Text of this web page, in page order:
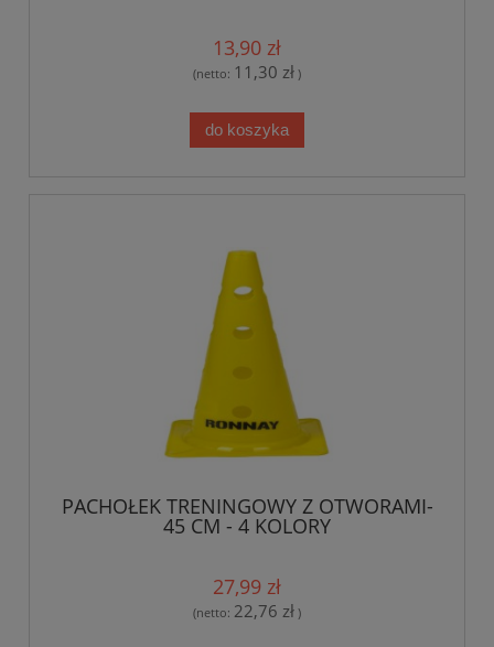
13,90 zł
(netto: 11,30 zł )
do koszyka
PACHOŁEK TRENINGOWY Z OTWORAMI-
45 CM - 4 KOLORY
27,99 zł
(netto: 22,76 zł )